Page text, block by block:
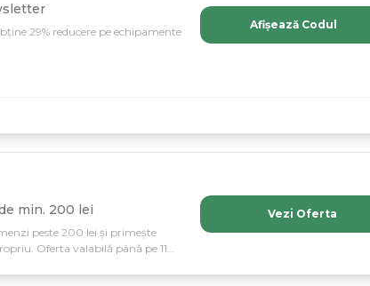
29% reducere pe echipamente
Afișează Codul
min. 200 lei
peste 200 lei și primește
Oferta valabilă până pe 11
Vezi Oferta